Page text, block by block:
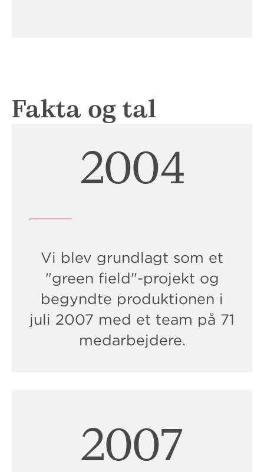
Fakta og tal
2006
Vi blev grundlagt som et
"green field"-projekt og
begyndte produktionen i
juli 2007 med et team på 71
medarbejdere.
2009